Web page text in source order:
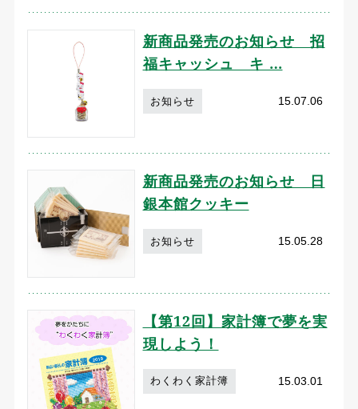
新商品発売のお知らせ 招
福キャッシュ キ …
お知らせ 15.07.06
新商品発売のお知らせ 日
銀本館クッキー
お知らせ 15.05.28
【第12回】家計簿で夢を実
現しよう！
わくわく家計簿 15.03.01